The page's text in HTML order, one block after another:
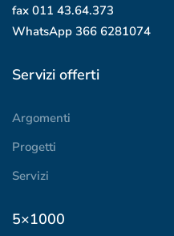
fax 011 43.64.373
WhatsApp 366 6281074
Servizi offerti
Argomenti
Progetti
Servizi
5×1000